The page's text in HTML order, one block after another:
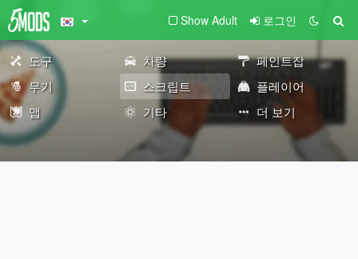
Show Adult 로그인
도구 차량
페인트잡
무기
스크립트
플레이어
맵
기타 더 보기